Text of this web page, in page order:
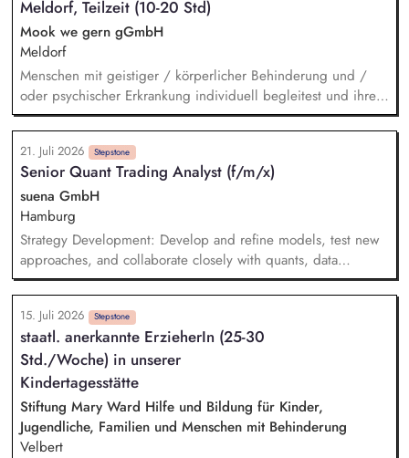
sowie die strategische Weiterentwicklung des Caritas-Vereins
Altenoythe und seiner Einrichtungen. Sie führen das Ressort
Wirtschaft und Finanzen eigenverantwortlich und richten es
strategisch und organisatorisch zukunftsfähig aus. Sie
übernehmen die Geschäftsführung der Tochtergesellschaften
sowie die Verantwortung für die strategische
Personalentwicklung.
Meldorf, Teilzeit (10-20 Std)
Mook we gern gGmbH
Meldorf
Menschen mit geistiger / körperlicher Behinderung und /
oder psychischer Erkrankung individuell begleitest und ihre
Teilhabe am Leben aktiv mitgestaltest – gemeinsam mit
einem engagierten Team an der Weiterentwicklung des
Konzepts arbeitest und dabei Deine Ideen einbringen kannst
– mit verschiedenen Partnern wie Behörden, Leistungsträgern
und anderen Einrichtungen zusammenarbeitest, um
ganzheitliche Lösungen zu schaffen
21. Juli 2026 Stepstone
Senior Quant Trading Analyst (f/m/x)
suena GmbH
Hamburg
Strategy Development: Develop and refine models, test new
approaches, and collaborate closely with quants, data
scientists, and developers. Risk Management: Spot risks early,
think in scenarios, and ensure we're prepared for anything.
Quantitative Analysis: Use Python and other tools to analyze
and optimize trading operations, and develop new strategies.
Live Trading: Monitor markets, prices, and live trading
results; react quickly to anomalies; improve our automated
processes.
15. Juli 2026 Stepstone
staatl. anerkannte ErzieherIn (25-30
Std./Woche) in unserer
Kindertagesstätte
Stiftung Mary Ward Hilfe und Bildung für Kinder,
Jugendliche, Familien und Menschen mit Behinderung
Velbert